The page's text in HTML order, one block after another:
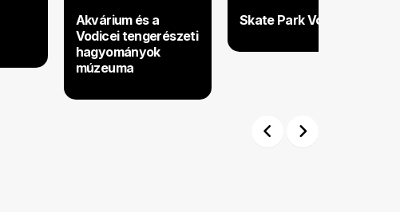
Akvárium és a
Vodicei tengerészeti
hagyományok
múzeuma
Skate Park Vodice